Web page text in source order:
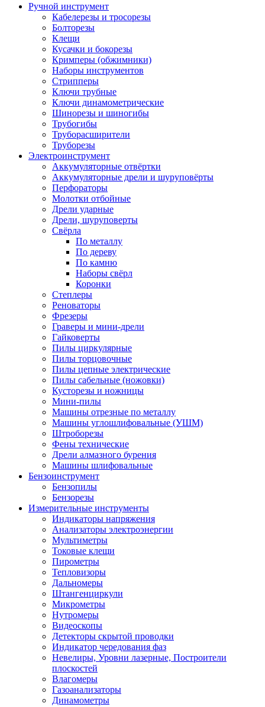
Ручной инструмент
Кабелерезы и тросорезы
Болторезы
Клещи
Кусачки и бокорезы
Кримперы (обжимники)
Наборы инструментов
Стрипперы
Ключи трубные
Ключи динамометрические
Шинорезы и шиногибы
Трубогибы
Труборасширители
Труборезы
Электроинструмент
Аккумуляторные отвёртки
Аккумуляторные дрели и шуруповёрты
Перфораторы
Молотки отбойные
Дрели ударные
Дрели, шуруповерты
Свёрла
По металлу
По дереву
По камню
Наборы свёрл
Коронки
Степлеры
Реноваторы
Фрезеры
Граверы и мини-дрели
Гайковерты
Пилы циркулярные
Пилы торцовочные
Пилы цепные электрические
Пилы сабельные (ножовки)
Кусторезы и ножницы
Мини-пилы
Машины отрезные по металлу
Машины углошлифовальные (УШМ)
Штроборезы
Фены технические
Дрели алмазного бурения
Машины шлифовальные
Бензоинструмент
Бензопилы
Бензорезы
Измерительные инструменты
Индикаторы напряжения
Анализаторы электроэнергии
Мультиметры
Токовые клещи
Пирометры
Тепловизоры
Дальномеры
Штангенциркули
Микрометры
Нутромеры
Видеоскопы
Детекторы скрытой проводки
Индикатор чередования фаз
Невелиры, Уровни лазерные, Построители
плоскостей
Влагомеры
Газоанализаторы
Динамометры